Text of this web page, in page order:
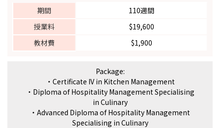
期間
110週間
授業料
$19,600
教材費
$1,900
Package:
・Certificate IV in Kitchen Management
・Diploma of Hospitality Management Specialising
in Culinary
・Advanced Diploma of Hospitality Management
Specialising in Culinary